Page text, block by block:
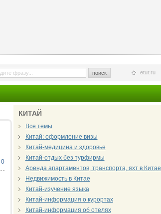
поиск etur.ru
0
КИТАЙ
Все темы
Китай: оформление визы
Китай-медицина и здоровье
Китай-отдых без турфирмы
Аренда апартаментов, транспорта, яхт в Китае
Недвижимость в Китае
Китай-изучение языка
Китай-информация о курортах
Китай-информация об отелях